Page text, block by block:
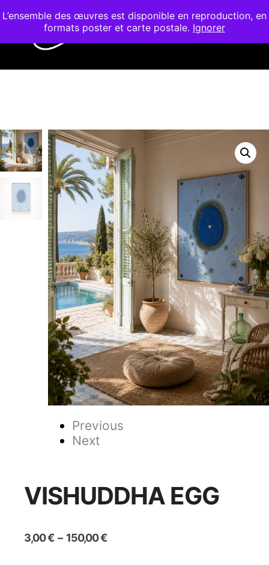
L’ensemble des œuvres est disponible en reproduction, en
formats poster et carte postale. Ignorer
Previous
Next
VISHUDDHA EGG
3,00€ – 150,00€Plage